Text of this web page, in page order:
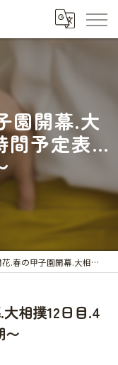
園開幕.大
間予定表…
開幕.大相撲12日目.4月施術時間予定表…木曜の朝〜
相撲12日目.4
〜